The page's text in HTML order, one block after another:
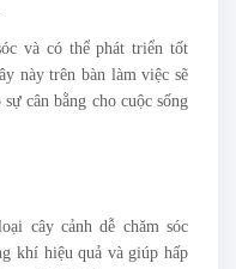
và có thể phát triển tốt
này trên bàn làm việc sẽ
cân bằng cho cuộc sống
cây cảnh dễ chăm sóc
khí hiệu quả và giúp hấp